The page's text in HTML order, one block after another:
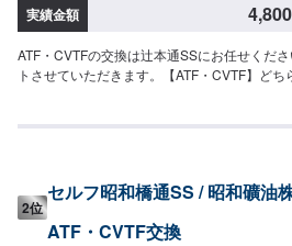
実績金額 4,800
ATF・CVTFの交換は辻本通SSにお任せくだ
トさせていただきます。【ATF・CVTF】どち
2位
セルフ昭和橋通SS / 昭和礦油
ATF・CVTF交換